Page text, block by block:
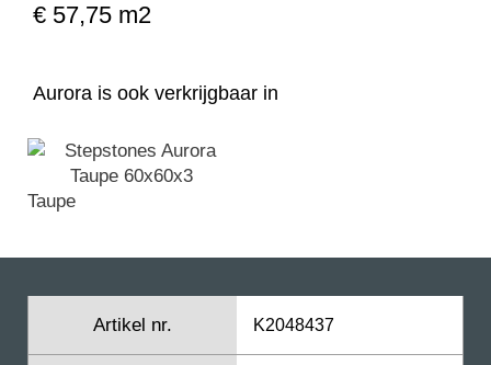
€ 57,75 m2
Aurora is ook verkrijgbaar in
Taupe
Artikel nr. K2048437